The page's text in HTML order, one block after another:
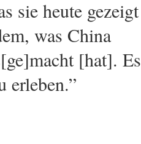
sie heute gezeigt
was China
[hat]. Es
erleben.”